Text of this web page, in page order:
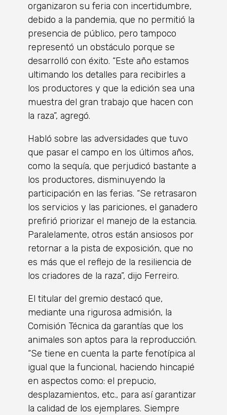
organizaron su feria con incertidumbre,
debido a la pandemia, que no permitió la
presencia de público, pero tampoco
representó un obstáculo porque se
desarrolló con éxito. “Este año estamos
ultimando los detalles para recibirles a
los productores y que la edición sea una
muestra del gran trabajo que hacen con
la raza”, agregó.
Habló sobre las adversidades que tuvo
que pasar el campo en los últimos años,
como la sequía, que perjudicó bastante a
los productores, disminuyendo la
participación en las ferias. “Se retrasaron
los servicios y las pariciones, el ganadero
prefirió priorizar el manejo de la estancia.
Paralelamente, otros están ansiosos por
retornar a la pista de exposición, que no
es más que el reflejo de la resiliencia de
los criadores de la raza”, dijo Ferreiro.
El titular del gremio destacó que,
mediante una rigurosa admisión, la
Comisión Técnica da garantías que los
animales son aptos para la reproducción.
“Se tiene en cuenta la parte fenotípica al
igual que la funcional, haciendo hincapié
en aspectos como: el prepucio,
desplazamientos, etc., para así garantizar
la calidad de los ejemplares. Siempre